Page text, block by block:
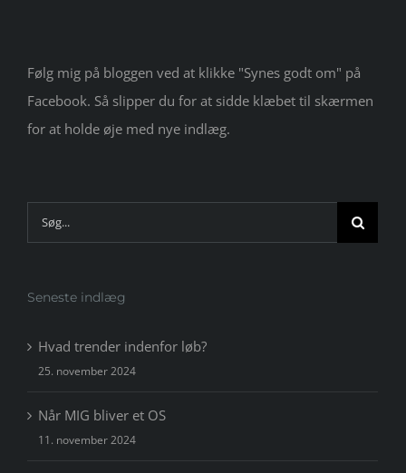
Følg mig på bloggen ved at klikke "Synes godt om" på
Facebook. Så slipper du for at sidde klæbet til skærmen
for at holde øje med nye indlæg.
Søg
efter:
Seneste indlæg
Hvad trender indenfor løb?
25. november 2024
Når MIG bliver et OS
11. november 2024